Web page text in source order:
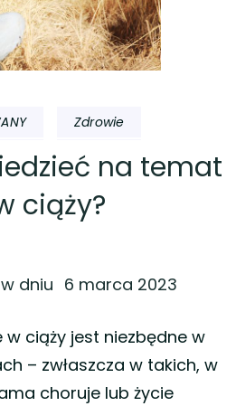
Zdrowie
na temat
ciąży?
dniu 6 marca 2023
w ciąży jest niezbędne w
– zwłaszcza w takich, w
choruje lub życie